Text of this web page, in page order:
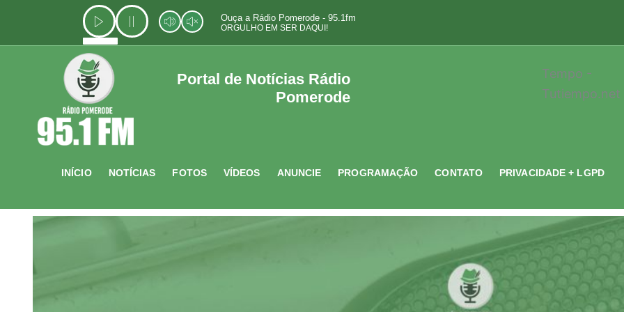
o
Ouça a Rádio Pomerode - 95.1fm
ORGULHO EM SER DAQUI!
Portal de Notícias Rádio
Pomerode
Tempo -
Tutiempo.net
INÍCIO NOTÍCIAS FOTOS VÍDEOS ANUNCIE PROGRAMAÇÃO CONTATO PRIVACIDADE + LGPD